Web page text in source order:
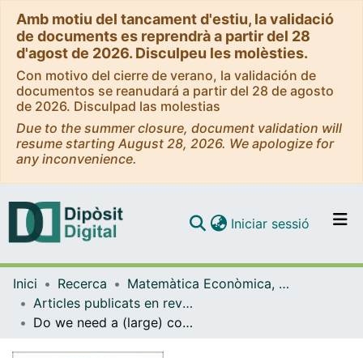
Amb motiu del tancament d'estiu, la validació
de documents es reprendrà a partir del 28
d'agost de 2026. Disculpeu les molèsties.
Con motivo del cierre de verano, la validación de
documentos se reanudará a partir del 28 de agosto
de 2026. Disculpad las molestias
Due to the summer closure, document validation will
resume starting August 28, 2026. We apologize for
any inconvenience.
Navega per tot el DD
Iniciar sessió (current)
Inici Recerca
Matemàtica Econòmica, Financera i Actuarial
Articles publicats en revistes (Matemàtica Econòmica, Financera i Actuarial)
Do we need a (large) committee?